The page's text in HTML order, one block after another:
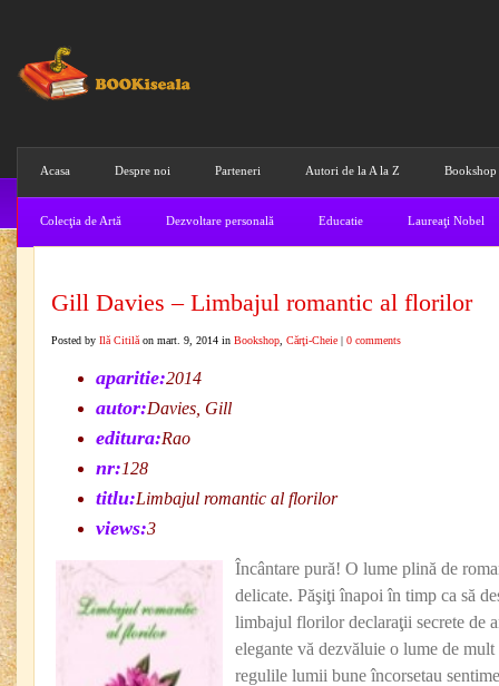
Acasa Despre noi Parteneri Autori de la A la Z Bookshop
Colecţia de Artă Dezvoltare personală Educatie Laureaţi Nobel
Gill Davies – Limbajul romantic al florilor
Posted by Ilă Citilă on mart. 9, 2014 in Bookshop Cărţi-Cheie | 0 comments
aparitie:2014
autor:Davies, Gill
editura:Rao
nr:128
titlu:Limbajul romantic al florilor
views:3
Încântare pură! O lume plină de
delicate. Păşiţi înapoi în timp ca să
limbajul florilor declaraţii secrete de
elegante vă dezvăluie o lume de
regulile lumii bune încorsetau